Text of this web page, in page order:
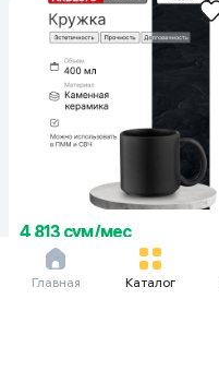
4 813 сум/мес
66 000
Чашки и кружки Ardesto Trento ,
Главная Каталог